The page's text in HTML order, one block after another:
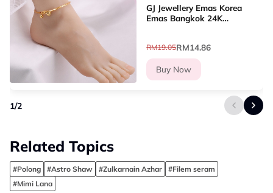
GJ Jewellery Emas Korea
Emas Bangkok 24K
(26cm-27cm) GA-8
RM19.05RM14.86
Buy Now
1/2
Related Topics
#Polong #Astro Shaw #Zulkarnain Azhar
#Filem seram
#Mimi Lana